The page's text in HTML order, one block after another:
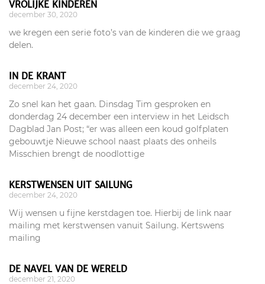
VROLIJKE KINDEREN
december 30, 2020
we kregen een serie foto’s van de kinderen die we graag
delen.
IN DE KRANT
december 24, 2020
Zo snel kan het gaan. Dinsdag Tim gesproken en
donderdag 24 december een interview in het Leidsch
Dagblad Jan Post; “er was alleen een koud golfplaten
gebouwtje Nieuwe school naast plaats des onheils
Misschien brengt de noodlottige
KERSTWENSEN UIT SAILUNG
december 24, 2020
Wij wensen u fijne kerstdagen toe. Hierbij de link naar
mailing met kerstwensen vanuit Sailung. Kertswens
mailing
DE NAVEL VAN DE WERELD
december 21, 2020